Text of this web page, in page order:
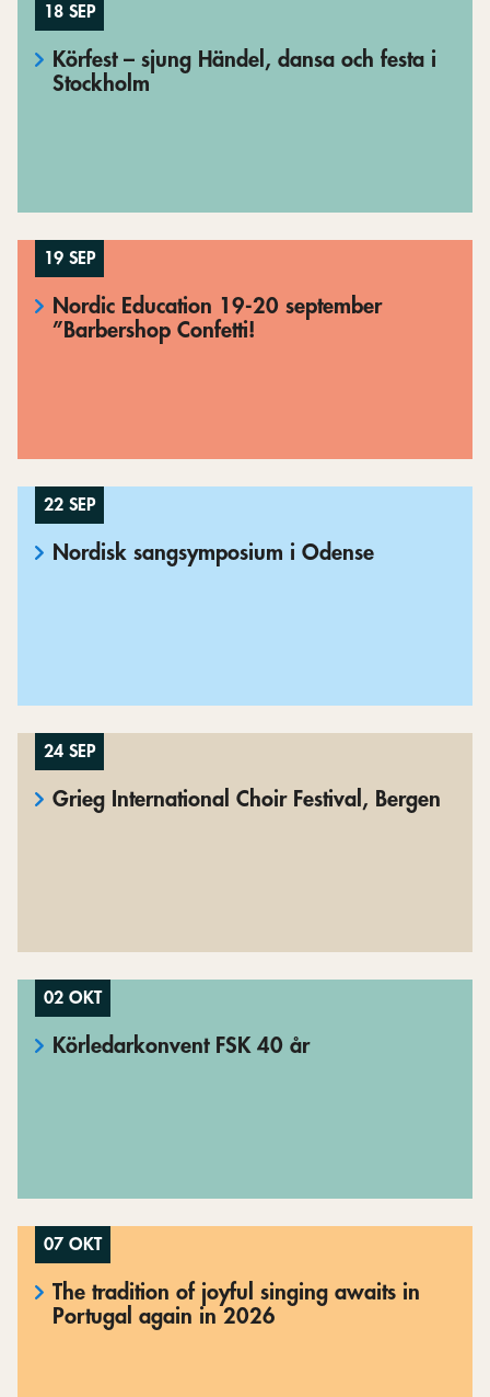
18 SEP
Körfest – sjung Händel, dansa och festa i
Stockholm
19 SEP
Nordic Education 19-20 september
”Barbershop Confetti!
22 SEP
Nordisk sangsymposium i Odense
24 SEP
Grieg International Choir Festival, Bergen
02 OKT
Körledarkonvent FSK 40 år
07 OKT
The tradition of joyful singing awaits in
Portugal again in 2026